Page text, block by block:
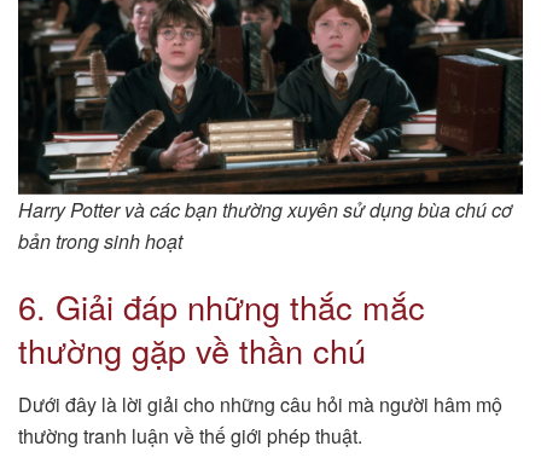
Harry Potter và các bạn thường xuyên sử dụng bùa chú cơ
bản trong sinh hoạt
6. Giải đáp những thắc mắc
thường gặp về thần chú
Dưới đây là lời giải cho những câu hỏi mà người hâm mộ
thường tranh luận về thế giới phép thuật.